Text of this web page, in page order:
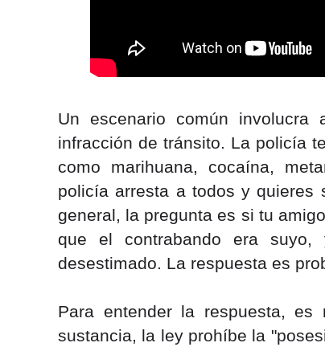
Un escenario común
infracción de tránsito. La policía
como marihuana, cocaína,
policía arresta a todos y quieres
general, la pregunta es si tu
que el contrabando era
desestimado. La respuesta es
Para entender la respuesta,
sustancia, la ley prohíbe la